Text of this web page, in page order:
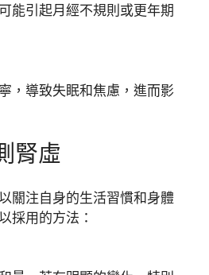
能引起月經不規則或更年期
，導致失眠和焦慮，進而影
腎虛
關注自身的生活習慣和身體
採用的方法：